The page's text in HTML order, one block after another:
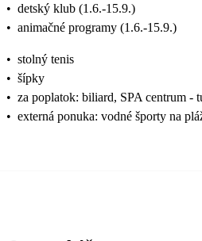
• detský klub (1.6.-15.9.)
• animačné programy (1.6.-15.9.)
• stolný tenis
• šípky
• za poplatok: biliard, SPA centrum -
• externá ponuka: vodné športy na